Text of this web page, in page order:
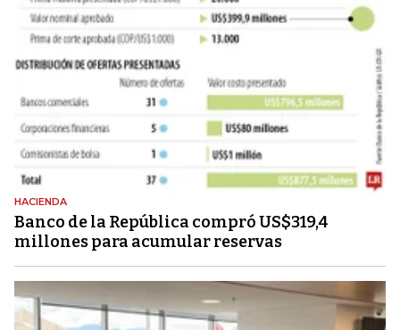
HACIENDA
Banco de la República compró US$319,4
millones para acumular reservas